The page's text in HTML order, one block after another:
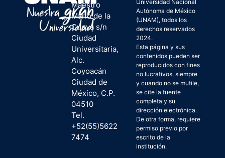
Maestro
Mario de la
Cueva s/n
Ciudad
Universitaria,
Alc.
Coyoacán
Ciudad de
México, C.P.
04510
Tel.
+52(55)5622
7474
Universidad Nacional
Autónoma de México
(UNAM), todos los
derechos reservados
2024.
Esta página y sus
contenidos pueden ser
reproducidos con fines
no lucrativos, siempre
y cuando no se mutile,
se cite la fuente
completa y su
dirección electrónica.
De otra forma, requiere
permiso previo por
escrito de la
institución.